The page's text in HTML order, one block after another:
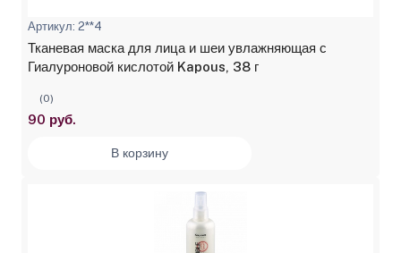
Артикул: 2**4
Тканевая маска для лица и шеи увлажняющая с
Гиалуроновой кислотой Kapous, 38 г
(0)
90 руб.
В корзину